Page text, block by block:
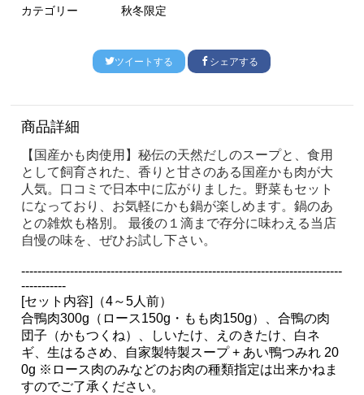
カテゴリー 秋冬限定
ツイートする シェアする
商品詳細
【国産かも肉使用】秘伝の天然だしのスープと、食用
として飼育された、香りと甘さのある国産かも肉が大
人気。口コミで日本中に広がりました。野菜もセット
になっており、お気軽にかも鍋が楽しめます。鍋のあ
との雑炊も格別。
最後の１滴まで存分に味わえる当店
自慢の味を、ぜひお試し下さい。
-------------------------------------------------------------------------------
-----------
[セット内容]（4～5人前）
合鴨肉300g（ロース150g・もも肉150g）、合鴨の肉
団子（かもつくね）、しいたけ、えのきたけ、白ネ
ギ、生はるさめ、自家製特製スープ + あい鴨つみれ 20
0g ※ロース肉のみなどのお肉の種類指定は出来かねま
すのでご了承ください。